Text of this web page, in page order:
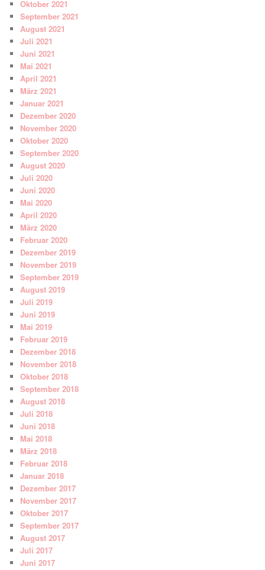
Oktober 2021
September 2021
August 2021
Juli 2021
Juni 2021
Mai 2021
April 2021
März 2021
Januar 2021
Dezember 2020
November 2020
Oktober 2020
September 2020
August 2020
Juli 2020
Juni 2020
Mai 2020
April 2020
März 2020
Februar 2020
Dezember 2019
November 2019
September 2019
August 2019
Juli 2019
Juni 2019
Mai 2019
Februar 2019
Dezember 2018
November 2018
Oktober 2018
September 2018
August 2018
Juli 2018
Juni 2018
Mai 2018
März 2018
Februar 2018
Januar 2018
Dezember 2017
November 2017
Oktober 2017
September 2017
August 2017
Juli 2017
Juni 2017